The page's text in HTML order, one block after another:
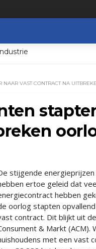
VAST CONTRACT NA
stijgende
ertoe geleid dat
hebben
oorlog stapten
contract. Dit blijkt uit
& Markt (ACM).
met een vast